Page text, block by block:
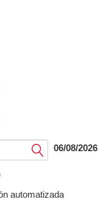
提
出
06/08/2026
automatizada